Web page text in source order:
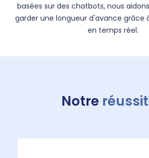
basées sur des chatbots, nous
garder une longueur d'avance grâce
en temps réel.
Notre